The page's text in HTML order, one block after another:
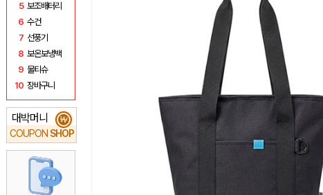
5 보조배터리
6 수건
7 선풍기
8 보온보냉백
9 물티슈
10 장바구니
대박머니
COUPON SHOP
₩